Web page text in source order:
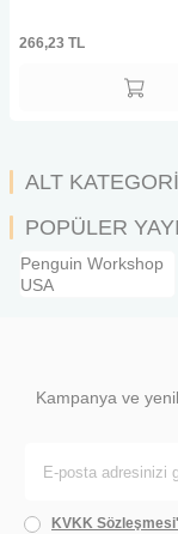
266,23 TL
ALT
POPÜLER
Penguin Workshop
USA
Kampanya ve
KVKK